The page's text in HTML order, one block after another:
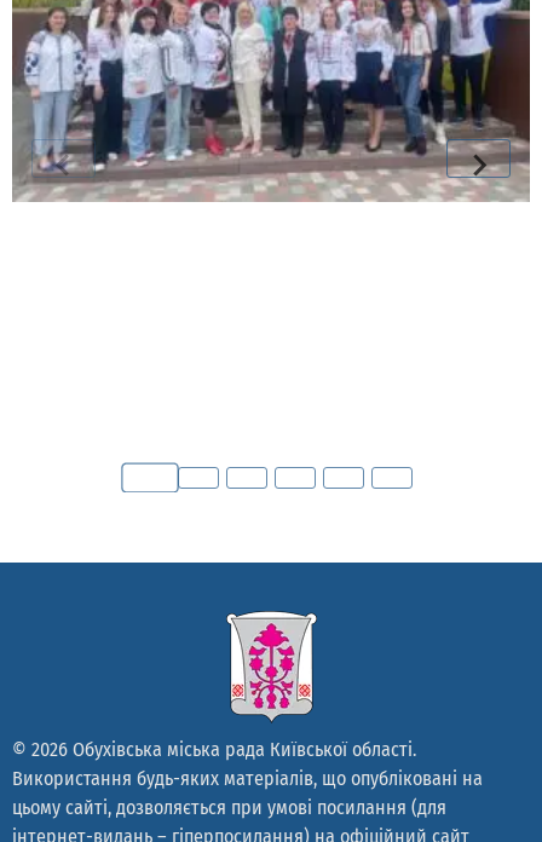
© 2026 Обухівська міська рада Київської області.
Використання будь-яких матеріалів, що опубліковані на
цьому сайті, дозволяється при умові посилання (для
інтернет-видань – гіперпосилання) на офіційний сайт